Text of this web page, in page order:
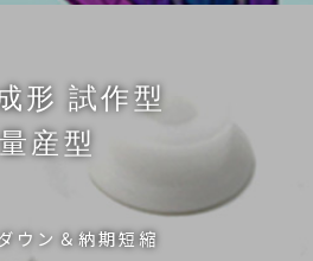
形 試作型
量産型
ウン＆納期短縮